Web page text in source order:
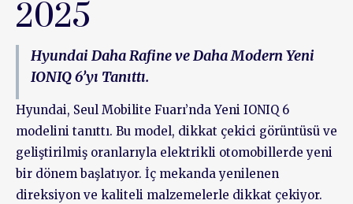
2025
Hyundai Daha Rafine ve Daha Modern Yeni
IONIQ 6’yı Tanıttı.
Hyundai, Seul Mobilite Fuarı’nda Yeni IONIQ 6
modelini tanıttı. Bu model, dikkat çekici görüntüsü ve
geliştirilmiş oranlarıyla elektrikli otomobillerde yeni
bir dönem başlatıyor. İç mekanda yenilenen
direksiyon ve kaliteli malzemelerle dikkat çekiyor.